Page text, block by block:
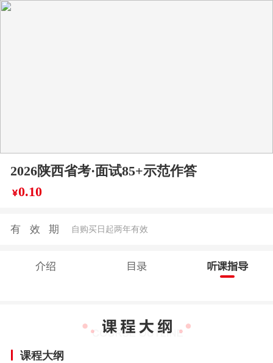
2026陕西省考·面试85+示范作答
￥0.10
有效期 自购买日起两年有效
介绍 目录 听课指导
课程大纲